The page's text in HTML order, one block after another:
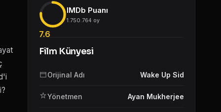
7.6
IMDb Puanı
1.750.764 oy
Film Künyesi
Orijinal Adı Wake Up Sid
Yönetmen Ayan Mukherjee